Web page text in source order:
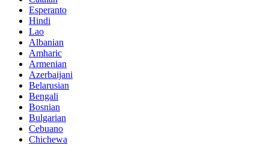
Esperanto
Hindi
Lao
Albanian
Amharic
Armenian
Azerbaijani
Belarusian
Bengali
Bosnian
Bulgarian
Cebuano
Chichewa